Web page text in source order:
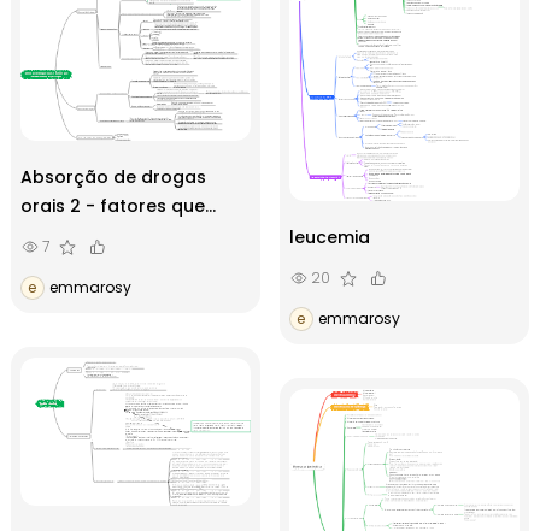
leucemia
20
e
emmarosy
Absorção de drogas
orais 2 - fatores que
afetam a absorção de
7
e
emmarosy